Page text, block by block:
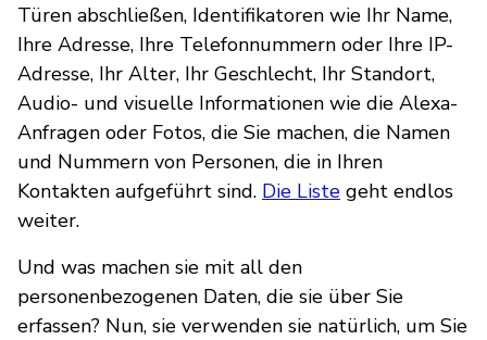
Türen abschließen, Identifikatoren wie Ihr Name,
Ihre Adresse, Ihre Telefonnummern oder Ihre IP-
Adresse, Ihr Alter, Ihr Geschlecht, Ihr Standort,
Audio- und visuelle Informationen wie die Alexa-
Anfragen oder Fotos, die Sie machen, die Namen
und Nummern von Personen, die in Ihren
Kontakten aufgeführt sind. Die Liste geht endlos
weiter.
Und was machen sie mit all den
personenbezogenen Daten, die sie über Sie
erfassen? Nun, sie verwenden sie natürlich, um Sie